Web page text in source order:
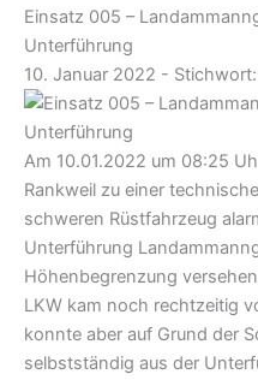
Einsatz 005 –
Unterführung
10. Januar 2022 - Stichwort:
Am 10.01.2022 um 08:25
Rankweil zu einer
schweren Rüstfahrzeug
Unterführung
Höhenbegrenzung
LKW kam noch rechtzeitig
konnte aber auf Grund der
selbstständig aus der